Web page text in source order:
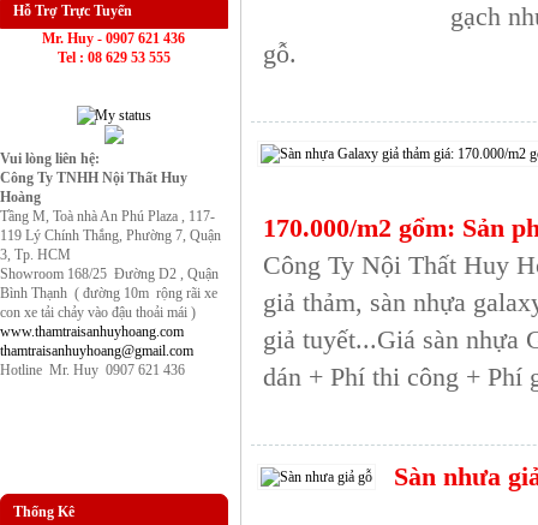
Hỗ Trợ Trực Tuyến
Mr. Huy - 0907 621 436
Tel : 08 629 53 555
Vui lòng liên hệ:
Công Ty TNHH Nội Thất Huy
Hoàng
Tầng M, Toà nhà An Phú Plaza , 117-
119 Lý Chính Thắng, Phường 7, Quận
3, Tp. HCM
Showroom 168/25 Đường D2 , Quận
Bình Thạnh ( đường 10m rộng rãi xe
con xe tải chảy vào đậu thoải mái )
www.thamtraisanhuyhoang.com
thamtraisanhuyhoang@gmail.com
Hotline Mr. Huy 0907 621 436
Thống Kê
gạch
gỗ.
170.000/m2 gổm: Sản
Công Ty Nội Thất Huy
giả thảm, sàn nhựa
giả tuyết...Giá sàn nhựa
dán + Phí thi công + Phí
Sàn nhưa